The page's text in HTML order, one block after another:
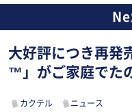
大好評につき再発
™」がご家庭でた
カクテル ニュース